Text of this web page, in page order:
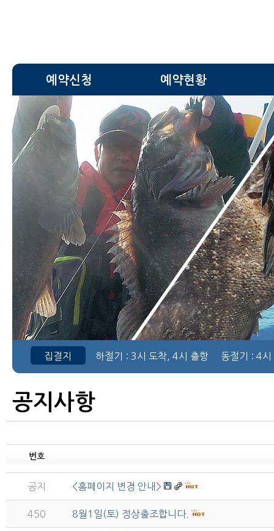
예약신청 예약현황
집결지 하절기 : 3시 도착, 4시 출항 동절기 : 4시
공지사항
번호
공지 <홈페이지 변경 안내>
450 8월1일(토) 정상출조합니다.